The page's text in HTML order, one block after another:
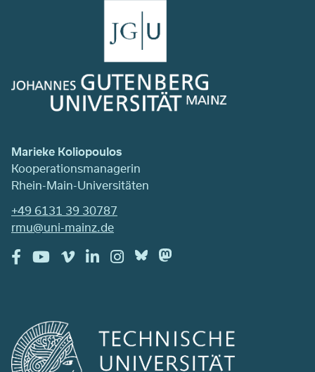
Marieke Koliopoulos
Kooperationsmanagerin
Rhein-Main-Universitäten
+49 6131 39 30787
rmu@uni-mainz.de